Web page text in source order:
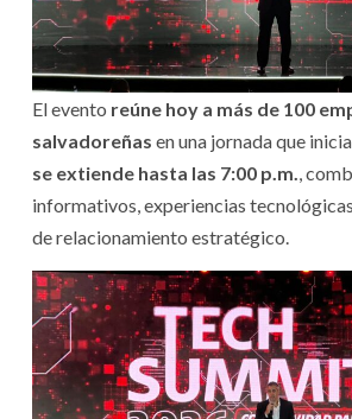
El evento reúne hoy a más de 100
salvadoreñas en una jornada que
se extiende hasta las 7:00 p.m. ,
informativos, experiencias
de relacionamiento estratégico.